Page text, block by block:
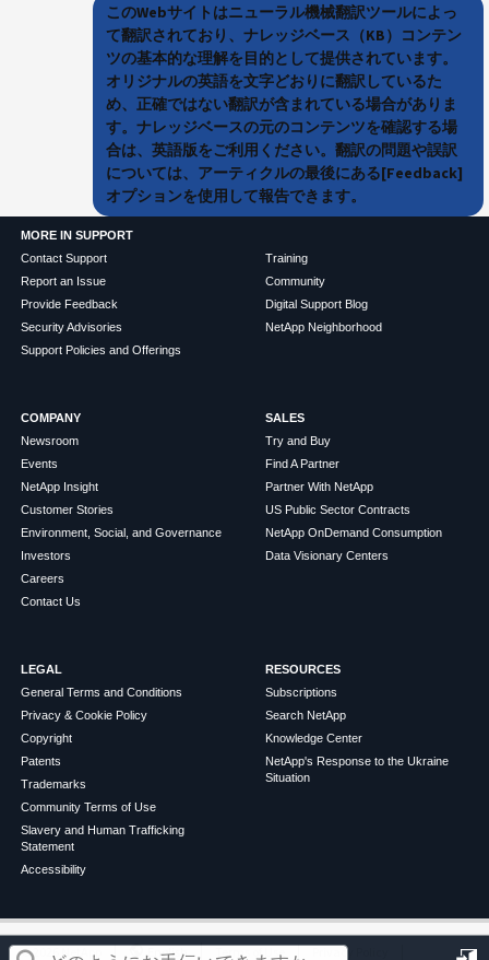
この記事は役に立ちましたか？
このWebサイトはニューラル機械翻訳ツールによっ
て翻訳されており、ナレッジベース（KB）コンテン
ツの基本的な理解を目的として提供されています。
オリジナルの英語を文字どおりに翻訳しているた
め、正確ではない翻訳が含まれている場合がありま
す。ナレッジベースの元のコンテンツを確認する場
合は、英語版をご利用ください。翻訳の問題や誤訳
については、アーティクルの最後にある[Feedback]
オプションを使用して報告できます。
MORE IN SUPPORT
Contact Support
Report an Issue
Provide Feedback
Security Advisories
Support Policies and Offerings
Training
Community
Digital Support Blog
NetApp Neighborhood
COMPANY
Newsroom
Events
NetApp Insight
Customer Stories
Environment, Social, and Governance
Investors
Careers
Contact Us
SALES
Try and Buy
Find A Partner
Partner With NetApp
US Public Sector Contracts
NetApp OnDemand Consumption
Data Visionary Centers
LEGAL
General Terms and Conditions
Privacy & Cookie Policy
Copyright
Patents
Trademarks
Community Terms of Use
Slavery and Human Trafficking
Statement
Accessibility
RESOURCES
Subscriptions
Search NetApp
Knowledge Center
NetApp's Response to the Ukraine
Situation
©2026NetApp English Terms of Use Privacy Policy